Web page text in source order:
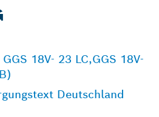
18V- 23 LC,GGS 18V-
Deutschland